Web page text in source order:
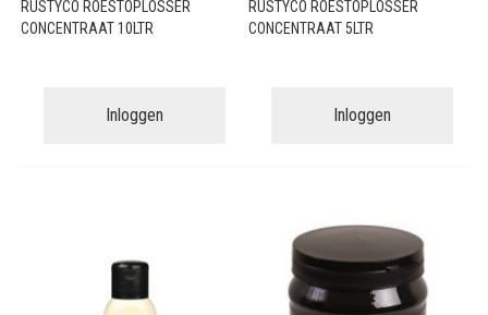
RUSTYCO ROESTOPLOSSER
CONCENTRAAT 10LTR
Inloggen
RUSTYCO ROESTOPLOSSER
CONCENTRAAT 5LTR
Inloggen